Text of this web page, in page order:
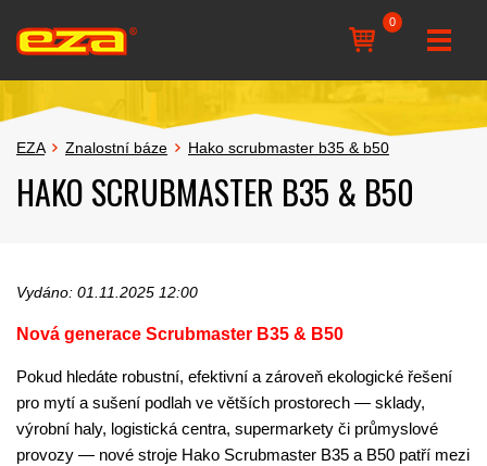
0
EZA Znalostní báze Hako scrubmaster b35 & b50
HAKO SCRUBMASTER B35 & B50
Vydáno: 01.11.2025 12:00
Nová generace Scrubmaster B35 & B50
Pokud hledáte robustní, efektivní a zároveň ekologické řešení
pro mytí a sušení podlah ve větších prostorech — sklady,
výrobní haly, logistická centra, supermarkety či průmyslové
provozy — nové stroje Hako Scrubmaster B35 a B50 patří mezi